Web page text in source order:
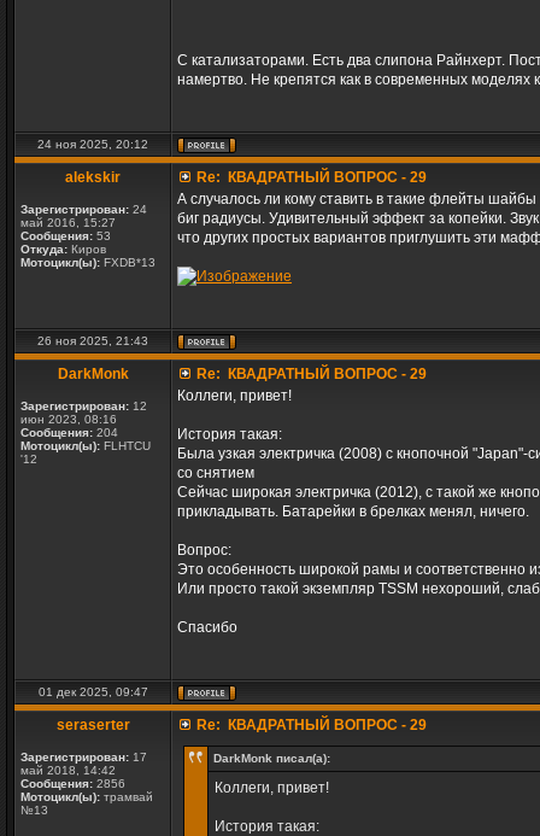
С катализаторами. Есть два слипона Райнхерт.
намертво. Не крепятся как в современных моделях
24 ноя 2025, 20:12
alekskir
Зарегистрирован: 24
май 2016, 15:27
Сообщения: 53
Откуда: Киров
Мотоцикл(ы): FXDB*13
Re: КВАДРАТНЫЙ ВОПРОС - 29
А случалось ли кому ставить в такие флейты
биг радиусы. Удивительный эффект за копейки.
что других простых вариантов приглушить эти
26 ноя 2025, 21:43
DarkMonk
Зарегистрирован: 12
июн 2023, 08:16
Сообщения: 204
Мотоцикл(ы): FLHTCU
'12
Re: КВАДРАТНЫЙ ВОПРОС - 29
Коллеги, привет!
История такая:
Была узкая электричка (2008) с кнопочной
со снятием
Сейчас широкая электричка (2012), с такой же
прикладывать. Батарейки в брелках менял, ничего.
Вопрос:
Это особенность широкой рамы и соответственно
Или просто такой экземпляр TSSM нехороший,
Спасибо
01 дек 2025, 09:47
seraserter
Зарегистрирован: 17
май 2018, 14:42
Сообщения: 2856
Мотоцикл(ы): трамвай
№13
Re: КВАДРАТНЫЙ ВОПРОС - 29
DarkMonk писал(а):
Коллеги, привет!
История такая: